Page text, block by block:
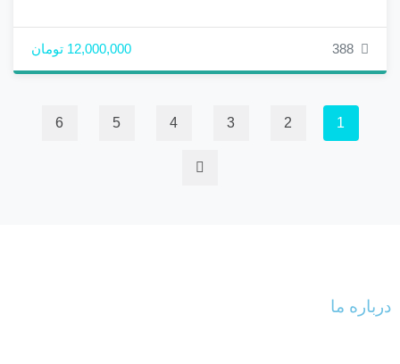
388 12,000,000 تومان
1
2
3
4
5
6
درباره ما